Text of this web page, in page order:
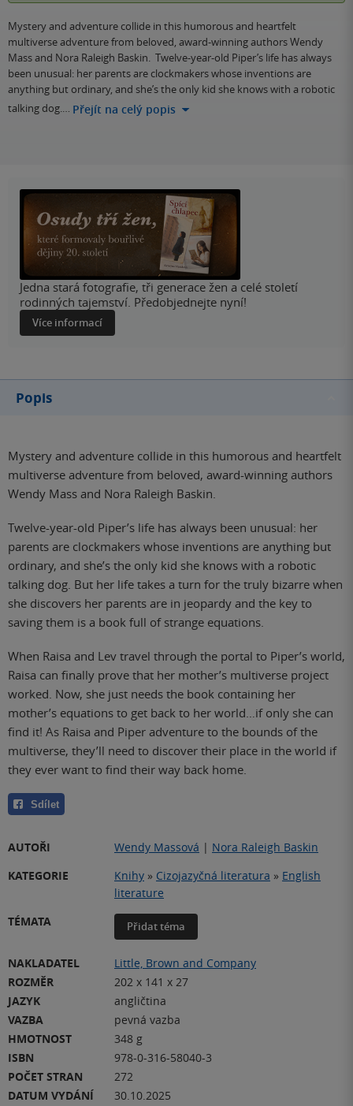
Mystery and adventure collide in this humorous and heartfelt
multiverse adventure from beloved, award-winning authors Wendy
Mass and Nora Raleigh Baskin. Twelve-year-old Piper’s life has always
been unusual: her parents are clockmakers whose inventions are
anything but ordinary, and she’s the only kid she knows with a robotic
talking dog.… Přejít na celý popis
Jedna stará fotografie, tři generace žen a celé století
rodinných tajemství. Předobjednejte nyní!
Více informací
Popis
Mystery and adventure collide in this humorous and heartfelt
multiverse adventure from beloved, award-winning authors
Wendy Mass and Nora Raleigh Baskin.
Twelve-year-old Piper’s life has always been unusual: her
parents are clockmakers whose inventions are anything but
ordinary, and she’s the only kid she knows with a robotic
talking dog. But her life takes a turn for the truly bizarre when
she discovers her parents are in jeopardy and the key to
saving them is a book full of strange equations.
When Raisa and Lev travel through the portal to Piper’s world,
Raisa can finally prove that her mother’s multiverse project
worked. Now, she just needs the book containing her
mother’s equations to get back to her world…if only she can
find it! As Raisa and Piper adventure to the bounds of the
multiverse, they’ll need to discover their place in the world if
they ever want to find their way back home.
Sdílet
AUTOŘI Wendy Massová | Nora Raleigh Baskin
KATEGORIE
Knihy » Cizojazyčná literatura » English
literature
TÉMATA
Přidat téma
NAKLADATEL
Little, Brown and Company
ROZMĚR
202 x 141 x 27
JAZYK
angličtina
VAZBA
pevná vazba
HMOTNOST
348 g
ISBN
978-0-316-58040-3
POČET STRAN
272
DATUM VYDÁNÍ
30.10.2025